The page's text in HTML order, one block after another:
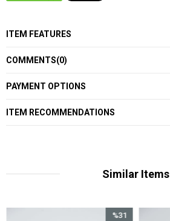
ITEM FEATURES
COMMENTS(0)
PAYMENT OPTIONS
ITEM RECOMMENDATIONS
Similar Items
%31